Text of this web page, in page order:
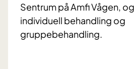
Sentrum på Amfi Vågen,
individuell behandling og
gruppebehandling.